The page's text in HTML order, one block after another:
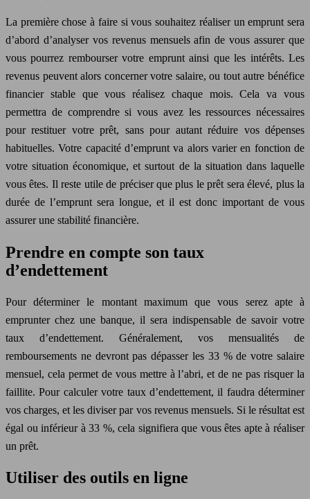
La première chose à faire si vous souhaitez réaliser un emprunt sera
d’abord d’analyser vos revenus mensuels afin de vous assurer que
vous pourrez rembourser votre emprunt ainsi que les intérêts. Les
revenus peuvent alors concerner votre salaire, ou tout autre bénéfice
financier stable que vous réalisez chaque mois. Cela va vous
permettra de comprendre si vous avez les ressources nécessaires
pour restituer votre prêt, sans pour autant réduire vos dépenses
habituelles. Votre capacité d’emprunt va alors varier en fonction de
votre situation économique, et surtout de la situation dans laquelle
vous êtes. Il reste utile de préciser que plus le prêt sera élevé, plus la
durée de l’emprunt sera longue, et il est donc important de vous
assurer une stabilité financière.
Prendre en compte son taux
d’endettement
Pour déterminer le montant maximum que vous serez apte à
emprunter chez une banque, il sera indispensable de savoir votre
taux d’endettement. Généralement, vos mensualités de
remboursements ne devront pas dépasser les 33 % de votre salaire
mensuel, cela permet de vous mettre à l’abri, et de ne pas risquer la
faillite. Pour calculer votre taux d’endettement, il faudra déterminer
vos charges, et les diviser par vos revenus mensuels. Si le résultat est
égal ou inférieur à 33 %, cela signifiera que vous êtes apte à réaliser
un prêt.
Utiliser des outils en ligne